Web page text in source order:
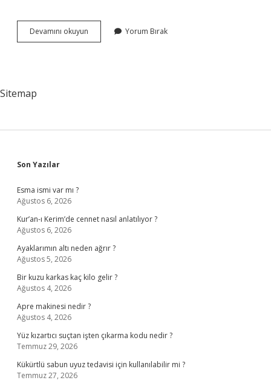
Devamını okuyun
Türkiye
Yorum Bırak
Sitemap
Sidebar
Son Yazılar
Esma ismi var mı ?
Ağustos 6, 2026
Kur’an-ı Kerim’de cennet nasıl anlatılıyor ?
Ağustos 6, 2026
Ayaklarımın altı neden ağrır ?
Ağustos 5, 2026
Bir kuzu karkas kaç kilo gelir ?
Ağustos 4, 2026
Apre makinesi nedir ?
Ağustos 4, 2026
Yüz kızartıcı suçtan işten çıkarma kodu nedir ?
Temmuz 29, 2026
Kükürtlü sabun uyuz tedavisi için kullanılabilir mi ?
Temmuz 27, 2026